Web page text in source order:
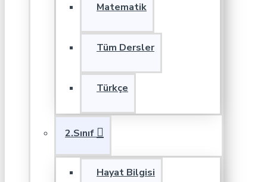
Matematik
Tüm Dersler
Türkçe
2.Sınıf
Hayat Bilgisi